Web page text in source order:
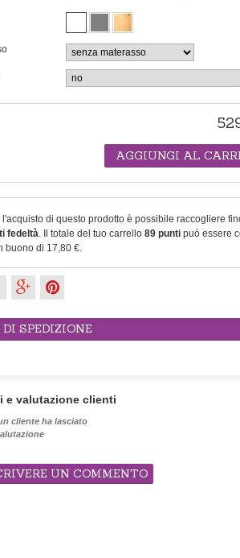
AGGIUNGI AL
l'acquisto di questo prodotto è possibile raccogliere
fedeltà. Il totale del tuo carrello 89 punti può essere
buono di 17,80 €.
DI SPEDIZIONE
e valutazione clienti
cliente ha lasciato
UN COMMENTO